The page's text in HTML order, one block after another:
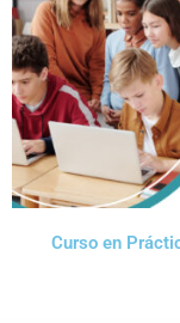
Curso en